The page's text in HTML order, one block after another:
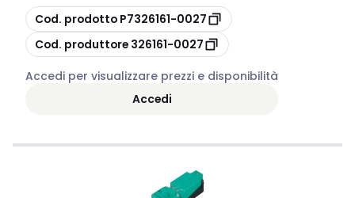
copia
Cod. prodotto P7326161-0027
copia
Cod. produttore 326161-0027
Accedi per visualizzare prezzi e disponibilità
Accedi